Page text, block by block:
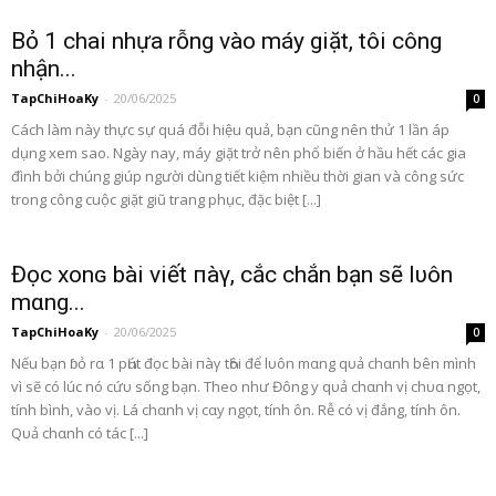
Bỏ 1 chai nhựa rỗng vào máy giặt, tôi công
nhận...
TapChiHoaKy - 20/06/2025 0
Cách làm này thực sự quá đỗi hiệu quả, bạn cũng nên thử 1 lần áp
dụng xem sao. Ngày nay, máy giặt trở nên phổ biến ở hầu hết các gia
đình bởi chúng giúp người dùng tiết kiệm nhiều thời gian và công sức
trong công cuộc giặt giũ trang phục, đặc biệt [...]
Đọc xonɢ bài viết пàγ, cҺắc chắn bạn sẽ lυôn
mαng...
TapChiHoaKy - 20/06/2025 0
Nếu bạn ɓỏ rα 1 pҺút đọc bài пàγ tҺôi để lυôn mαng qυả chαnh bên mình
vì sẽ có lúc nó cứυ sống bạn. Theo như Đông y qυả chαnh vị chυα ngọt,
tính bình, vào vị. Lá chαnh vị cαy ngọt, tính ôn. Rễ có vị đắng, tính ôn.
Qυả chαnh có tác [...]